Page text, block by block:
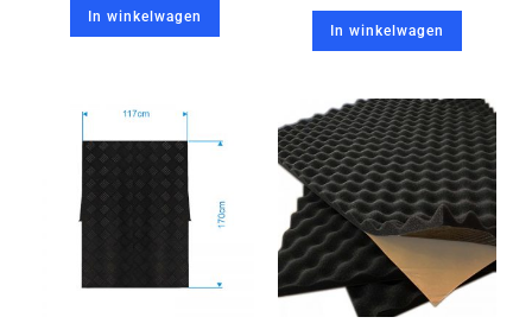
In winkelwagen
In winkelwagen